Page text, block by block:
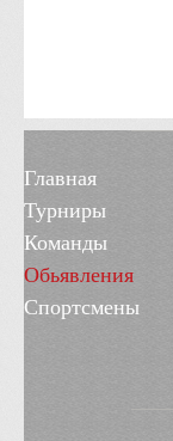
Главная
Турниры
Команды
Обьявления
Спортсмены